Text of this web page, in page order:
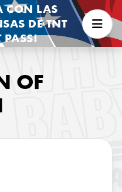
CON LAS
DE TNT
PASS!
OF